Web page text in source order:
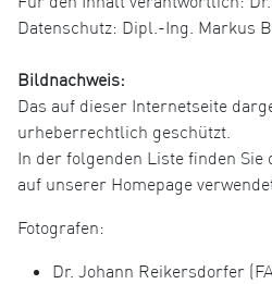
Datenschutz: Dipl.-Ing. Markus
Bildnachweis:
Das auf dieser Internetseite
urheberrechtlich geschützt.
In der folgenden Liste finden
auf unserer Homepage
Fotografen:
Dr. Johann Reikersdorfer